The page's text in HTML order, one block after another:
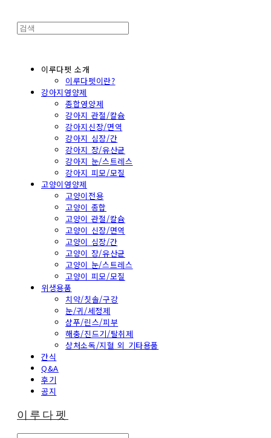
이루다펫 소개
이루다펫이란?
강아지영양제
종합영양제
강아지 관절/칼슘
강아지신장/면역
강아지 심장/간
강아지 장/유산균
강아지 눈/스트레스
강아지 피모/모질
고양이영양제
고양이전용
고양이 종합
고양이 관절/칼슘
고양이 신장/면역
고양이 심장/간
고양이 장/유산균
고양이 눈/스트레스
고양이 피모/모질
위생용품
치약/칫솔/구강
눈/귀/세정제
샴푸/린스/피부
해충/진드기/탈취제
상처소독/지혈 외 기타용품
간식
Q&A
후기
공지
이루다펫